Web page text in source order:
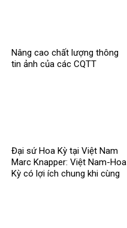
Nâng cao chất lượng thông
tin ảnh của các CQTT
Đại sứ Hoa Kỳ tại Việt Nam
Marc Knapper: Việt Nam-Hoa
Kỳ có lợi ích chung khi cùng